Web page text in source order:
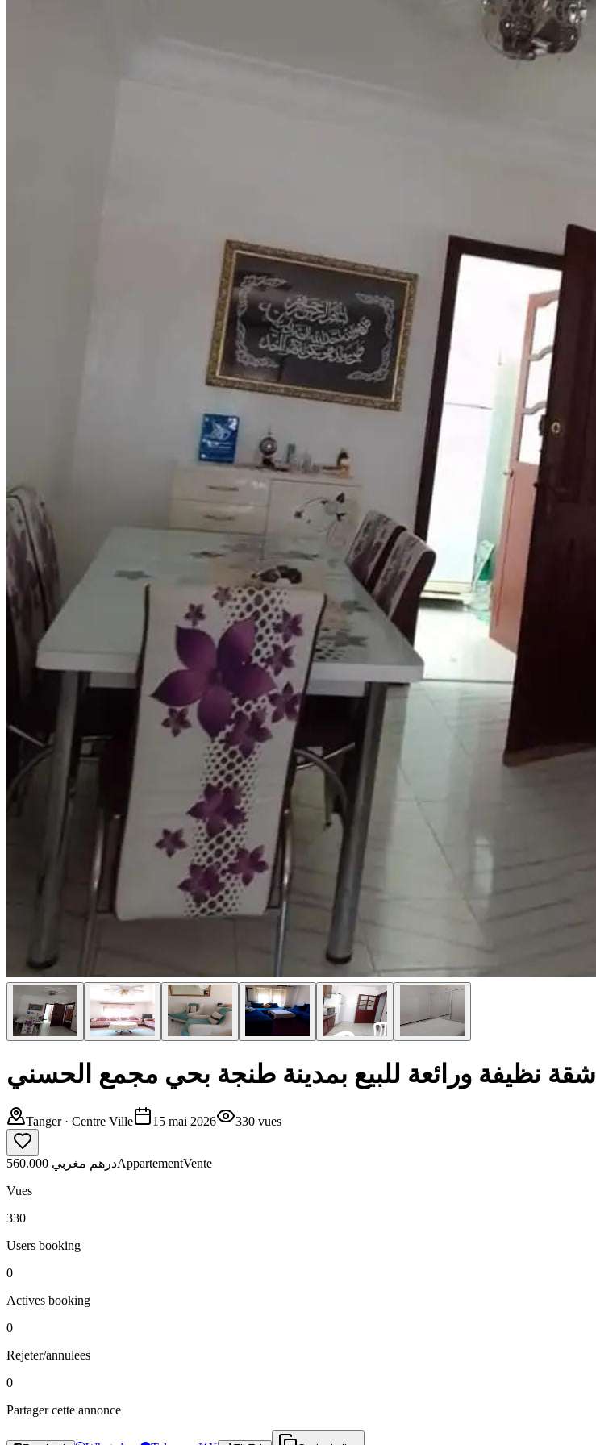
شقة نظيفة ورائعة للبيع بمدينة طنجة بحي مجمع الحسني
Tanger· Centre Ville 15 mai 2026 330 vues
560.000 درهم مغربيAppartementVente
Vues
330
Users booking
0
Actives booking
0
Rejeter/annulees
0
Partager cette annonce